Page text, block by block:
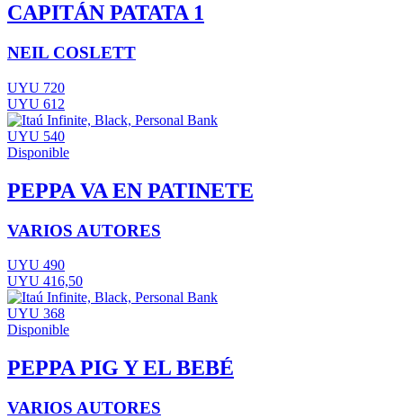
CAPITÁN PATATA 1
NEIL COSLETT
UYU 720
UYU 612
UYU 540
Disponible
PEPPA VA EN PATINETE
VARIOS AUTORES
UYU 490
UYU 416,50
UYU 368
Disponible
PEPPA PIG Y EL BEBÉ
VARIOS AUTORES